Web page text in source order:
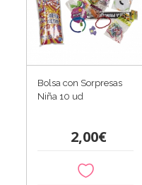
Bolsa con Sorpresas
Niña 10 ud
2,00€